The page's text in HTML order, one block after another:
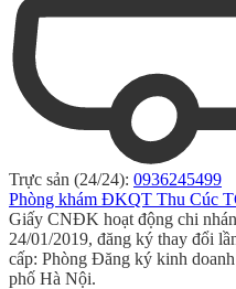
Trực sản (24/24): 0936245499
Phòng khám ĐKQT Thu Cúc
Giấy CNĐK hoạt động chi
24/01/2019, đăng ký thay đổi
cấp: Phòng Đăng ký kinh
phố Hà Nội.